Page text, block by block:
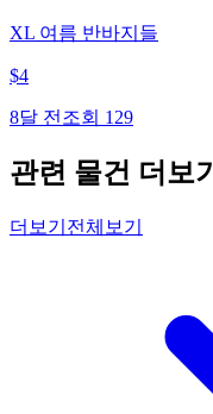
XL 여름 반바지들
$4
8달 전 조회 129
관련 물건 더보기
더보기 전체보기